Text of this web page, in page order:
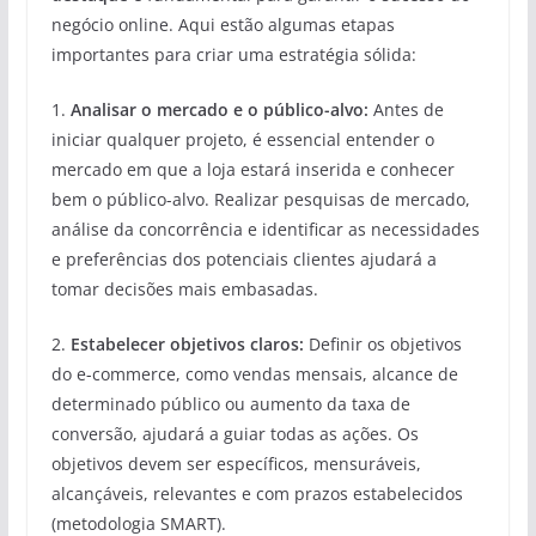
negócio online. Aqui estão algumas etapas
importantes para criar uma estratégia sólida:
1. Analisar o mercado e o público-alvo: Antes de
iniciar qualquer projeto, é essencial entender o
mercado em que a loja estará inserida e conhecer
bem o público-alvo. Realizar pesquisas de mercado,
análise da concorrência e identificar as necessidades
e preferências dos potenciais clientes ajudará a
tomar decisões mais embasadas.
2. Estabelecer objetivos claros: Definir os objetivos
do e-commerce, como vendas mensais, alcance de
determinado público ou aumento da taxa de
conversão, ajudará a guiar todas as ações. Os
objetivos devem ser específicos, mensuráveis,
alcançáveis, relevantes e com prazos estabelecidos
(metodologia SMART).